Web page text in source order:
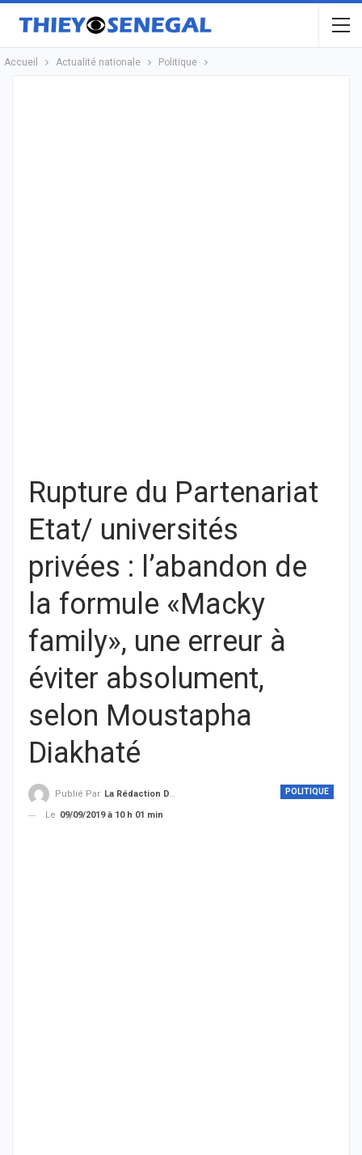
Accueil Actualité nationale Politique
Rupture du Partenariat
Etat/ universités
privées : l’abandon de
la formule «Macky
family», une erreur à
éviter absolument,
selon Moustapha
Diakhaté
POLITIQUE
Publié Par La Rédaction De THIEYSENEGAL.com
Le 09/09/2019 à 10 h 01 min